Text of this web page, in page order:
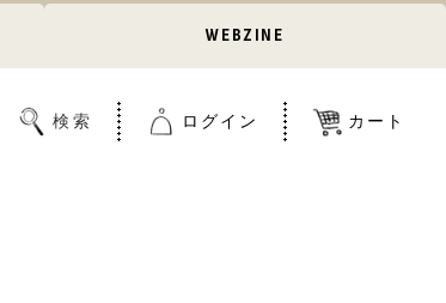
WEBZINE